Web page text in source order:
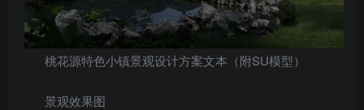
桃花源特色小镇景观设计方案文本（附SU模型）
景观效果图